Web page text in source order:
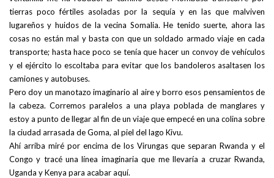
tierras poco fértiles asoladas por la sequía y en las que malviven
lugareños y huidos de la vecina Somalia. He tenido suerte, ahora las
cosas no están mal y basta con que un soldado armado viaje en cada
transporte; hasta hace poco se tenía que hacer un convoy de vehículos
y el ejército lo escoltaba para evitar que los bandoleros asaltasen los
camiones y autobuses.
Pero doy un manotazo imaginario al aire y borro esos pensamientos de
la cabeza. Corremos paralelos a una playa poblada de manglares y
estoy a punto de llegar al fin de un viaje que empecé en una colina sobre
la ciudad arrasada de Goma, al piel del lago Kivu.
Ahí arriba miré por encima de los Virungas que separan Rwanda y el
Congo y tracé una línea imaginaria que me llevaría a cruzar Rwanda,
Uganda y Kenya para acabar aquí.